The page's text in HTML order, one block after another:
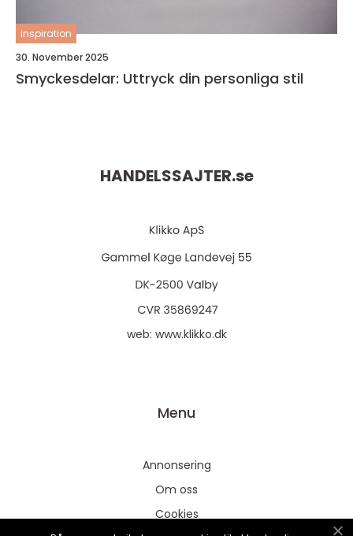
inspiration
30. November 2025
Smyckesdelar: Uttryck din personliga stil
HANDELSSAJTER.se
web: www.klikko.dk
Menu
Annonsering
Om oss
Cookies